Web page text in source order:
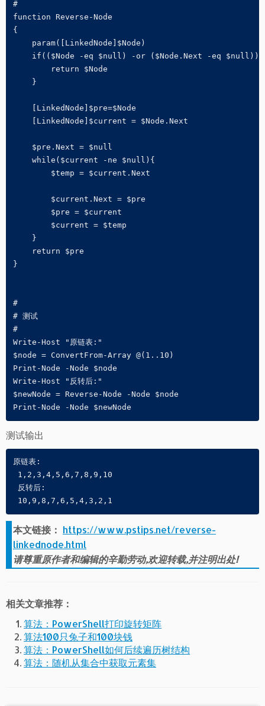
#
function Reverse-Node
{
    param([LinkedNode]$Node)
    if(($Node -eq $null) -or ($Node.Next -eq $null)){
        return $Node
    }
    [LinkedNode]$pre=$Node
    [LinkedNode]$current = $Node.Next
    $pre.Next = $null
    while($current -ne $null){
        $temp = $current.Next
        $current.Next = $pre
        $pre = $current
        $current = $temp
    }
    return $pre
}
#
# 测试
#
Write-Host "原链表:"
$node = ConvertFrom-Array @(1..10)
Print-Node -Node $node
Write-Host "反转后:"
$newNode = Reverse-Node -Node $node
Print-Node -Node $newNode
测试输出
原链表:
1,2,3,4,5,6,7,8,9,10
反转后:
10,9,8,7,6,5,4,3,2,1
本文链接： https://www.pstips.net/reverse-
linkednode.html
请尊重原作者和编辑的辛勤劳动,欢迎转载,并注明出处!
相关文章推荐：
算法：PowerShell打印旋转矩阵
算法100只兔子和100块钱
算法：PowerShell如何后续遍历树结构
算法：随机从集合中获取元素集